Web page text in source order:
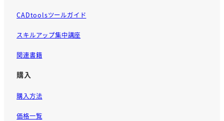
CADtoolsツールガイド
スキルアップ集中講座
関連書籍
購入
購入方法
価格一覧